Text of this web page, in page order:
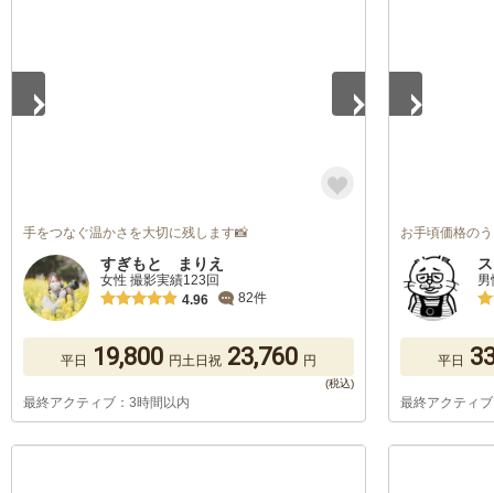
手をつなぐ温かさを大切に残します📸
すぎもと まりえ
女性 撮影実績123回
4.96
82件
平日 19,800 円土日祝 23,760 円
最終アクティブ：3時間以内
お手頃価格の
平日
最終アクティ